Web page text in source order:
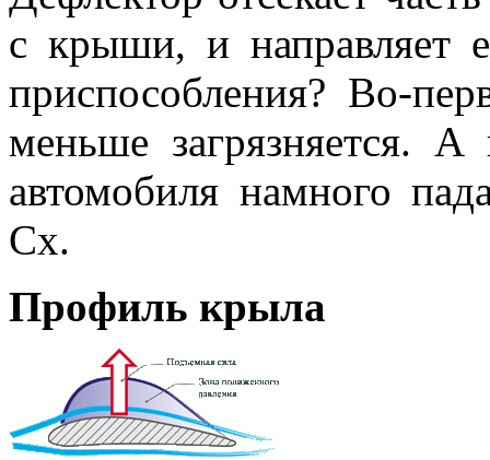
с крыши, и направляет
приспособления? Во-
меньше загрязняется. А
автомобиля намного
Сх.
Профиль крыла